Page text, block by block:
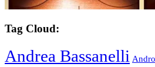
Tag Cloud:
Andrea Bassanelli